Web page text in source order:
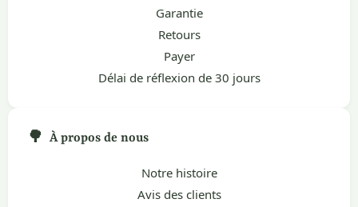
Garantie
Retours
Payer
Délai de réflexion de 30 jours
🌳 À propos de nous
Notre histoire
Avis des clients